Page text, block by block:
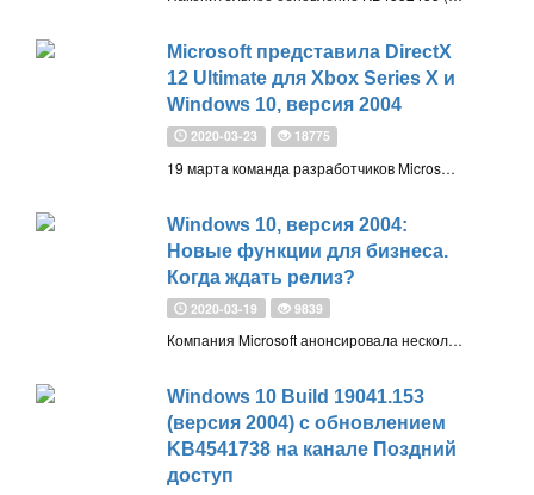
Microsoft представила DirectX
12 Ultimate для Xbox Series X и
Windows 10, версия 2004
2020-03-23 18775
19 марта команда разработчиков Microsoft DirectX выпустила DirectX 12 Ultimate — «лучшую графическую технологию», когда-либо представленную на рынке. DirectX 12 был анонсирован еще в 2014 году
Windows 10, версия 2004:
Новые функции для бизнеса.
Когда ждать релиз?
2020-03-19 9839
Компания Microsoft анонсировала несколько новых функций, которые, вероятно, появятся у корпоративных пользователей в предстоящем обновлении Windows 10 20H1 (версия 2004), хотя точные даты релиза никто не называет
Windows 10 Build 19041.153
(версия 2004) с обновлением
KB4541738 на канале Поздний
доступ